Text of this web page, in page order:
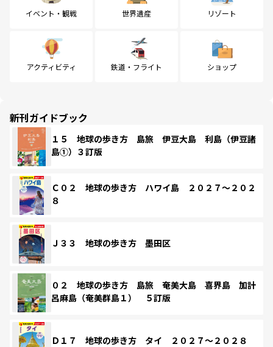
イベント・観戦 世界遺産 リゾート
アクティビティ 鉄道・フライト ショップ
新刊ガイドブック
１５ 地球の歩き方 島旅 伊豆大島 利島（伊豆諸
島①）３訂版
Ｃ０２ 地球の歩き方 ハワイ島 ２０２７～２０２
８
Ｊ３３ 地球の歩き方 墨田区
０２ 地球の歩き方 島旅 奄美大島 喜界島 加計
呂麻島（奄美群島１） ５訂版
Ｄ１７ 地球の歩き方 タイ ２０２７～２０２８